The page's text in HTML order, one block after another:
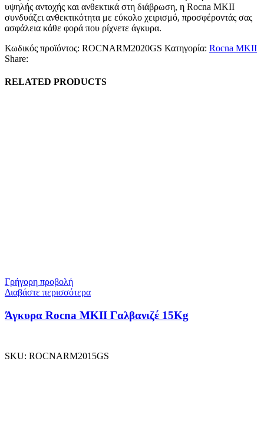
υψηλής αντοχής και ανθεκτικά στη διάβρωση, η Rocna MKII
συνδυάζει ανθεκτικότητα με εύκολο χειρισμό, προσφέροντάς σας
ασφάλεια κάθε φορά που ρίχνετε άγκυρα.
Κωδικός προϊόντος: ROCNARM2020GS Κατηγορία: Rocna MKII
Share:
RELATED PRODUCTS
Γρήγορη προβολή
Διαβάστε περισσότερα
Άγκυρα Rocna MKII Γαλβανιζέ 15Kg
SKU: ROCNARM2015GS